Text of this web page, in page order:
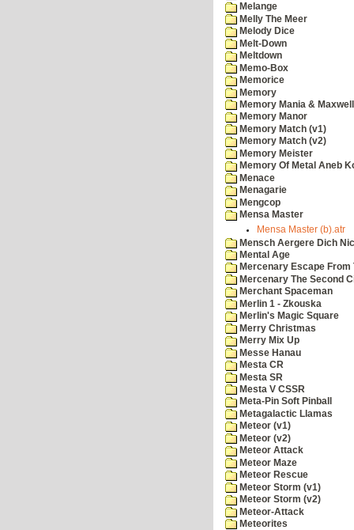
Melange
Melly The Meer
Melody Dice
Melt-Down
Meltdown
Memo-Box
Memorice
Memory
Memory Mania &
Memory Manor
Memory Match (v1)
Memory Match (v2)
Memory Meister
Memory Of Metal Aneb
Menace
Menagarie
Mengcop
Mensa Master
Mensa Master (b).atr
Mensch Aergere Dich
Mental Age
Mercenary Escape From
Mercenary The Second
Merchant Spaceman
Merlin 1 - Zkouska
Merlin's Magic Square
Merry Christmas
Merry Mix Up
Messe Hanau
Mesta CR
Mesta SR
Mesta V CSSR
Meta-Pin Soft Pinball
Metagalactic Llamas
Meteor (v1)
Meteor (v2)
Meteor Attack
Meteor Maze
Meteor Rescue
Meteor Storm (v1)
Meteor Storm (v2)
Meteor-Attack
Meteorites